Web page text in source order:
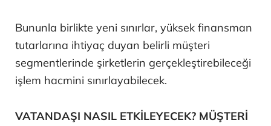
Bununla birlikte yeni sınırlar, yüksek finansman
tutarlarına ihtiyaç duyan belirli müşteri
segmentlerinde şirketlerin gerçekleştirebileceği
işlem hacmini sınırlayabilecek.
VATANDAŞI NASIL ETKİLEYECEK? MÜŞTERİ